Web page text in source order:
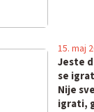
Jeste
se
Nije
igrati,
15. maj